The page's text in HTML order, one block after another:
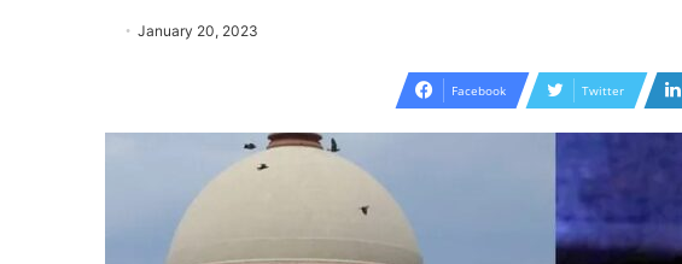
January 20, 2023
Facebook Twitter